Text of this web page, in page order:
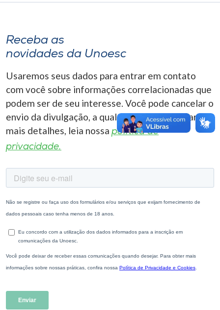
A-
Receba as
novidades da Unoesc
Usaremos seus dados para entrar em contato
com você sobre informações correlacionadas que
podem ser de seu interesse. Você pode cancelar o
envio da divulgação, a qualquer momento. Para
mais detalhes, leia nossa política de
privacidade.